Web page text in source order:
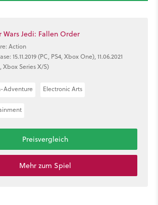
Wars Jedi: Fallen Order
Action
15.11.2019 (PC, PS4, Xbox One), 11.06.2021
Xbox Series X/S)
Adventure Electronic Arts
Preisvergleich
Mehr zum Spiel